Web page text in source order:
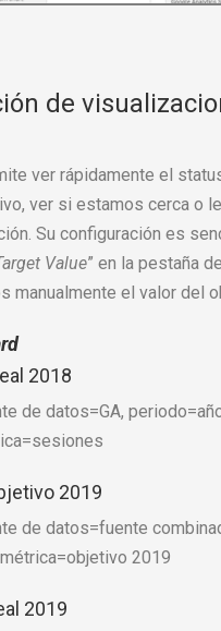
de
ver rápidamente el
ver si estamos cerca o
Su configuración es
Value” en la pestaña
manualmente el valor del
2018
de datos=GA,
2019
de datos=fuente
2019
2019